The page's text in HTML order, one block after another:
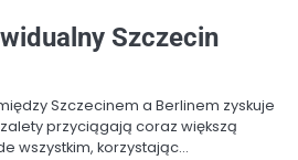
Szczecin
Szczecinem a Berlinem zyskuje
przyciągają coraz większą
wszystkim, korzystając…